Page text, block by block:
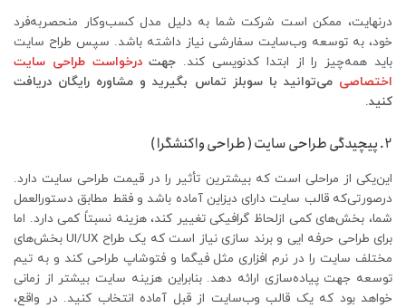
درنهایت، ممکن است شرکت شما به دلیل مدل کسب‌وکار منحصربه‌فرد
خود، به توسعه وب‌سایت سفارشی نیاز داشته باشد. سپس طراح سایت
باید همه‌چیز را از ابتدا کدنویسی کند. جهتدرخواست طراحی سایت
اختصاصیمی‌توانید با سوبلز تماس بگیرید و مشاوره رایگان دریافت
کنید.
2. پیچیدگی طراحی سایت ( طراحی واکنشگرا )
این‌یکی از مراحلی است که بیشترین تأثیر را در قیمت طراحی سایت دارد.
درصورتی‌که قالب سایت دارای دیزاین آماده باشد و فقط مطابق دستورالعمل
شما، بخش‌های کمی ازلحاظ گرافیکی تغییر کند، هزینه نسبتاً کمی دارد. اما
برای طراحی حرفه ایی و برند سازی نیاز است که یک طراح UI/UX بخش‌های
مختلف سایت را در نرم افزاری مثل فیگما و فتوشاپ طراحی کند و به تیم
توسعه جهت پیاده‌سازی ارائه دهد. بنابراین هزینه سایت بیشتر از زمانی
خواهد بود که یک قالب وب‌سایت از قبل آماده انتخاب کنید. در واقع،